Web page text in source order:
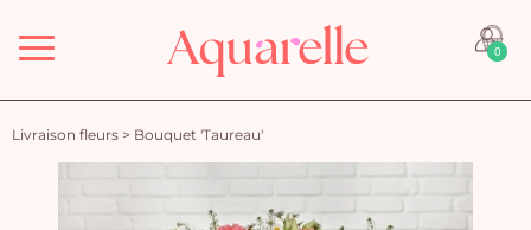
Menu 0
Livraison fleurs > Bouquet 'Taureau'